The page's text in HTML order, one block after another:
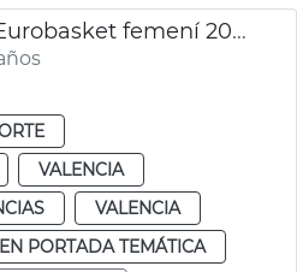
Reciclatge vidre Eurobasket femení 2021
VALENCIA
VALENCIA
EN PORTADA TEMÁTICA